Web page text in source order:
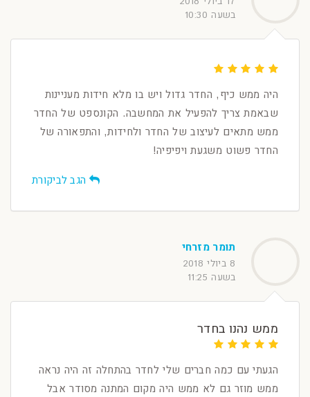
בשעה 10:30
היה ממש כיף, החדר גדול ויש בו מלא חידות מעניינות
שבאמת צריך להפעיל את המחשבה. הקונספט של החדר
ממש מתאים לעיצוב של החדר ולחידות, והתפאורה של
החדר פשוט משגעת ויפיפיה!
הגב לביקורת
תומר מזרחי
8 ביולי 2018
בשעה 11:25
ממש נהנו בחדר
הגעתי עם כמה חברים שלי לחדר בהתחלה זה היה נראה
ממש מוזר גם לא ממש היה מקום המתנה מסודר אבל